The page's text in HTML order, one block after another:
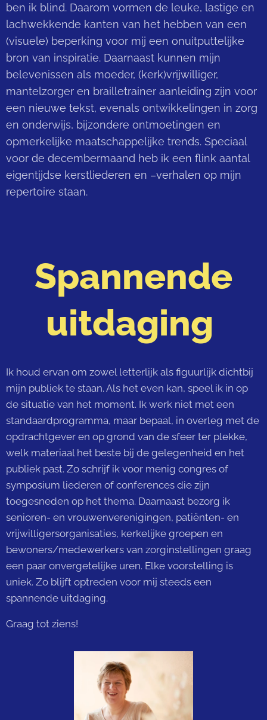
ben ik blind. Daarom vormen de leuke, lastige en
lachwekkende kanten van het hebben van een
(visuele) beperking voor mij een onuitputtelijke
bron van inspiratie. Daarnaast kunnen mijn
belevenissen als moeder, (kerk)vrijwilliger,
mantelzorger en brailletrainer aanleiding zijn voor
een nieuwe tekst, evenals ontwikkelingen in zorg
en onderwijs, bijzondere ontmoetingen en
opmerkelijke maatschappelijke trends. Speciaal
voor de decembermaand heb ik een flink aantal
eigentijdse kerstliederen en –verhalen op mijn
repertoire staan.
Spannende
uitdaging
Ik houd ervan om zowel letterlijk als figuurlijk dichtbij
mijn publiek te staan. Als het even kan, speel ik in op
de situatie van het moment. Ik werk niet met een
standaardprogramma, maar bepaal, in overleg met de
opdrachtgever en op grond van de sfeer ter plekke,
welk materiaal het beste bij de gelegenheid en het
publiek past. Zo schrijf ik voor menig congres of
symposium liederen of conferences die zijn
toegesneden op het thema. Daarnaast bezorg ik
senioren- en vrouwenverenigingen, patiënten- en
vrijwilligersorganisaties, kerkelijke groepen en
bewoners/medewerkers van zorginstellingen graag
een paar onvergetelijke uren. Elke voorstelling is
uniek. Zo blijft optreden voor mij steeds een
spannende uitdaging.
Graag tot ziens!